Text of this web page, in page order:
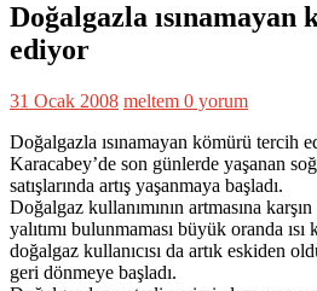
Doğalgazla
ediyor
31 Ocak 2008 meltem 0 yorum
Doğalgazla ısınamayan kömürü tercih
Karacabey’de son günlerde yaşanan
satışlarında artış yaşanmaya başladı.
Doğalgaz kullanımının artmasına
yalıtımı bulunmaması büyük oranda
doğalgaz kullanıcısı da artık eskiden
geri dönmeye başladı.